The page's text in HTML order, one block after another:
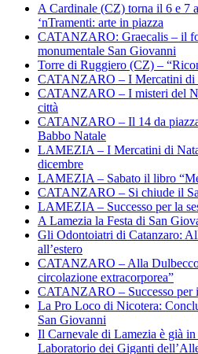
A Cardinale (CZ) torna il 6 e 7
‘nTramenti: arte in piazza
CATANZARO: Graecalis – il
monumentale San Giovanni
Torre di Ruggiero (CZ) –
CATANZARO – I Mercatini di
CATANZARO – I misteri del
città
CATANZARO – Il 14 da
Babbo Natale
LAMEZIA – I Mercatini di
dicembre
LAMEZIA – Sabato il libro
CATANZARO – Si chiude il
LAMEZIA – Successo per la
A Lamezia la Festa di San
Gli Odontoiatri di Catanzaro:
all’estero
CATANZARO – Alla
circolazione extracorporea”
CATANZARO – Successo per
La Pro Loco di Nicotera:
San Giovanni
Il Carnevale di Lamezia è già
Laboratorio dei Giganti